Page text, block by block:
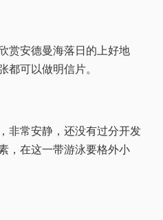
赏安德曼海落日的上好地
都可以做明信片。
非常安静，还没有过分开发
，在这一带游泳要格外小